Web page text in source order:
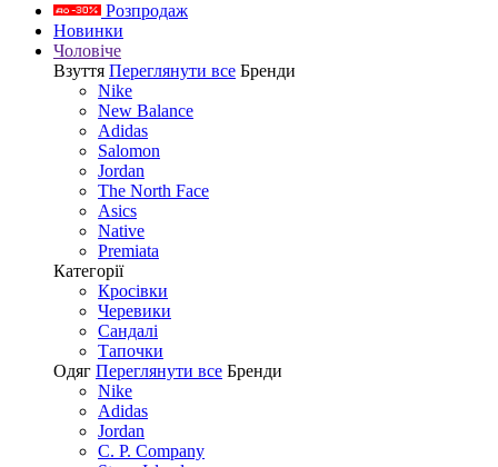
Розпродаж
Новинки
Чоловіче
Взуття Переглянути все Бренди
Nike
New Balance
Adidas
Salomon
Jordan
The North Face
Asics
Native
Premiata
Категорії
Кросівки
Черевики
Сандалі
Tапочки
Одяг Переглянути все Бренди
Nike
Adidas
Jordan
C. P. Company